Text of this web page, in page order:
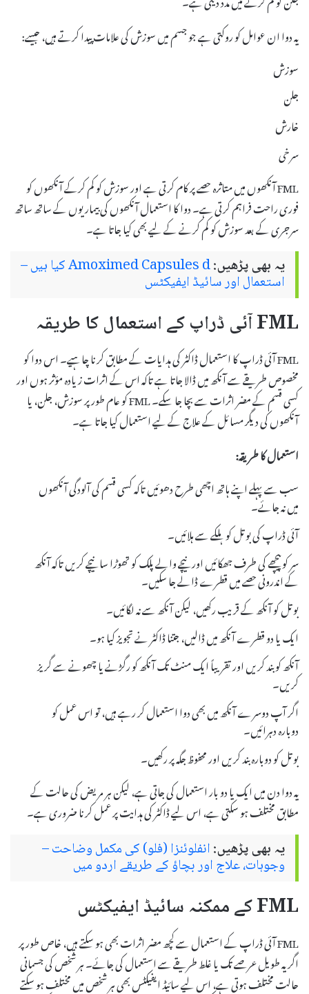
یہ دوا ان عوامل کو روکتی ہے جو جسم میں سوزش کی علامات پیدا کرتے ہیں، جیسے:
سوزش
جلن
خارش
سرخی
FML آنکھوں میں متاثرہ حصے پر کام کرتی ہے اور سوزش کو کم کرکے آنکھوں کو
فوری راحت فراہم کرتی ہے۔ دوا کا استعمال آنکھوں کی بیماریوں کے ساتھ ساتھ
سرجری کے بعد سوزش کو کم کرنے کے لیے بھی کیا جاتا ہے۔
یہ بھی پڑھیں: Amoximed Capsules d کیا ہیں –
استعمال اور سائیڈ ایفیکٹس
FML آئی ڈراپ کے استعمال کا طریقہ
FML آئی ڈراپ کا استعمال ڈاکٹر کی ہدایات کے مطابق کرنا چاہیے۔ اس دوا کو
مخصوص طریقے سے آنکھ میں ڈالا جاتا ہے تاکہ اس کے اثرات زیادہ مؤثر ہوں اور
کسی قسم کے مضر اثرات سے بچا جا سکے۔ FML کو عام طور پر سوزش، جلن، یا
آنکھوں کی دیگر مسائل کے علاج کے لیے استعمال کیا جاتا ہے۔
استعمال کا طریقہ:
سب سے پہلے اپنے ہاتھ اچھی طرح دھوئیں تاکہ کسی قسم کی آلودگی آنکھوں
میں نہ جائے۔
آئی ڈراپ کی بوتل کو ہلکے سے ہلائیں۔
سر کو پیچھے کی طرف جھکائیں اور نیچے والے پلک کو تھوڑا سا نیچے کریں تاکہ آنکھ
کے اندرونی حصے میں قطرے ڈالے جا سکیں۔
بوتل کو آنکھ کے قریب رکھیں، لیکن آنکھ سے نہ لگائیں۔
ایک یا دو قطرے آنکھ میں ڈالیں، جتنا ڈاکٹر نے تجویز کیا ہو۔
آنکھ کو بند کریں اور تقریباً ایک منٹ تک آنکھ کو رگڑنے یا چھونے سے گریز
کریں۔
اگر آپ دوسرے آنکھ میں بھی دوا استعمال کر رہے ہیں، تو اس عمل کو
دوبارہ دہرائیں۔
بوتل کو دوبارہ بند کریں اور محفوظ جگہ پر رکھیں۔
یہ دوا دن میں ایک یا دو بار استعمال کی جاتی ہے، لیکن ہر مریض کی حالت کے
مطابق مختلف ہو سکتی ہے، اس لیے ڈاکٹر کی ہدایت پر عمل کرنا ضروری ہے۔
یہ بھی پڑھیں:انفلوئنزا (فلو) کی مکمل وضاحت –
وجوہات، علاج اور بچاؤ کے طریقے اردو میں
FML کے ممکنہ سائیڈ ایفیکٹس
FML آئی ڈراپ کے استعمال سے کچھ مضر اثرات بھی ہو سکتے ہیں، خاص طور پر
اگر یہ طویل عرصے تک یا غلط طریقے سے استعمال کی جائے۔ ہر شخص کی جسمانی
حالت مختلف ہوتی ہے، اس لیے سائیڈ ایفیکٹس بھی ہر شخص میں مختلف ہو سکتے